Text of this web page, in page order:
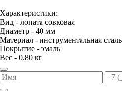
Характеристики:
Вид - лопата совковая
Диаметр - 40 мм
Материал - инструментальная сталь
Покрытие - эмаль
Вес - 0.80 кг